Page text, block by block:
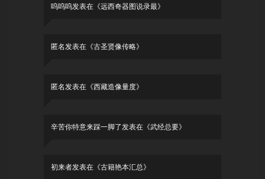
呜呜呜发表在《远西奇器图说录最》
匿名发表在《古圣贤像传略》
匿名发表在《西藏造像量度》
辛苦你特意来踩一脚了发表在《武经总要》
初来者发表在《古籍艳本汇总》